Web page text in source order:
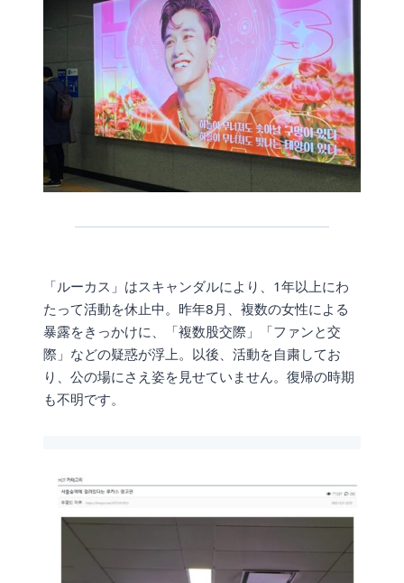
「ルーカス」はスキャンダルにより、1年以上にわ
たって活動を休止中。昨年8月、複数の女性による
暴露をきっかけに、「複数股交際」「ファンと交
際」などの疑惑が浮上。以後、活動を自粛してお
り、公の場にさえ姿を見せていません。復帰の時期
も不明です。